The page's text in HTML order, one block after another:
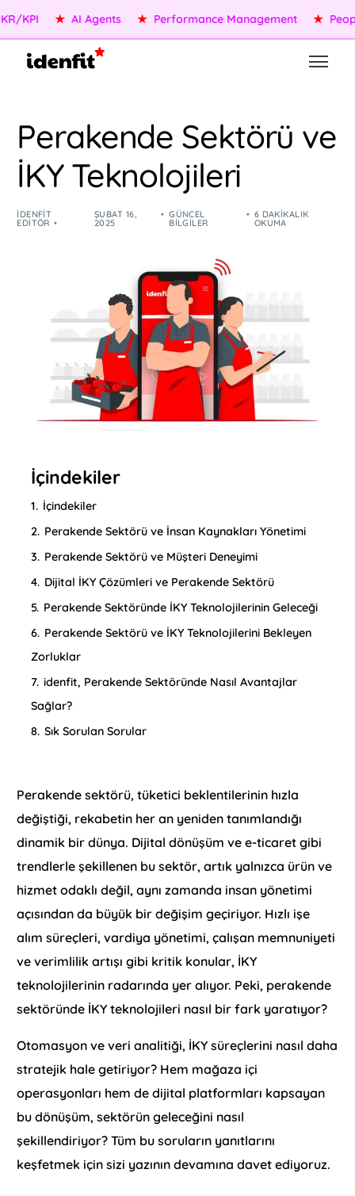
★ AI Agents ★ Performance Management ★ People
Perakende Sektörü ve
İKY Teknolojileri
IDENFIT
EDITÖR
ŞUBAT 16,
2025
GÜNCEL
BILGILER
6 DAKIKALIK
OKUMA
İçindekiler
1. İçindekiler
2. Perakende Sektörü ve İnsan Kaynakları Yönetimi
3. Perakende Sektörü ve Müşteri Deneyimi
4. Dijital İKY Çözümleri ve Perakende Sektörü
5. Perakende Sektöründe İKY Teknolojilerinin Geleceği
6. Perakende Sektörü ve İKY Teknolojilerini Bekleyen
Zorluklar
7. idenfit, Perakende Sektöründe Nasıl Avantajlar
Sağlar?
8. Sık Sorulan Sorular
Perakende sektörü, tüketici beklentilerinin hızla
değiştiği, rekabetin her an yeniden tanımlandığı
dinamik bir dünya. Dijital dönüşüm ve e-ticaret gibi
trendlerle şekillenen bu sektör, artık yalnızca ürün ve
hizmet odaklı değil, aynı zamanda insan yönetimi
açısından da büyük bir değişim geçiriyor. Hızlı işe
alım süreçleri, vardiya yönetimi, çalışan memnuniyeti
ve verimlilik artışı gibi kritik konular, İKY
teknolojilerinin radarında yer alıyor. Peki, perakende
sektöründe İKY teknolojileri nasıl bir fark yaratıyor?
Otomasyon ve veri analitiği, İKY süreçlerini nasıl daha
stratejik hale getiriyor? Hem mağaza içi
operasyonları hem de dijital platformları kapsayan
bu dönüşüm, sektörün geleceğini nasıl
şekillendiriyor? Tüm bu soruların yanıtlarını
keşfetmek için sizi yazının devamına davet ediyoruz.